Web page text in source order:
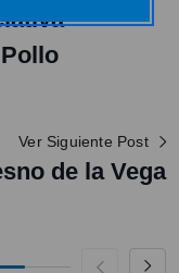
Ver Siguiente Post
de la Vega